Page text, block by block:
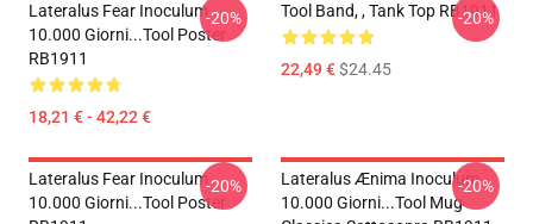
Lateralus Fear Inoculum
10.000 Giorni...tool Poster
RB1911
18,21 € - 42,22 €
-20% Tool Band, , Tank Top RB1911
22,49 €$24.45
-20%
Lateralus Fear Inoculum
10.000 Giorni...tool Poster
-20%
Lateralus Ænima Inoculum
10.000 Giorni...tool Mug
-20%